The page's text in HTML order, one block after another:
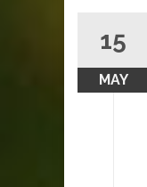
15
MAY